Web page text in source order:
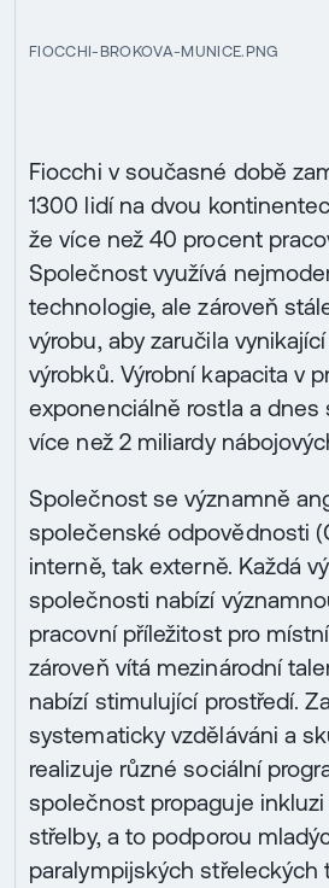
FIOCCHI-BROKOVA-MUNICE.PNG
Fiocchi v současné době
1300 lidí na dvou
že více než 40 procent
Společnost využívá
technologie, ale zároveň
výrobu, aby zaručila
výrobků. Výrobní kapacita v
exponenciálně rostla a dnes
více než 2 miliardy
Společnost se významně
společenské odpovědnosti
interně, tak externě. Každá
společnosti nabízí
pracovní příležitost pro
zároveň vítá mezinárodní
nabízí stimulující prostředí.
systematicky vzděláváni a
realizuje různé sociální
společnost propaguje
střelby, a to podporou
paralympijských střeleckých